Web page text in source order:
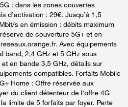
: dans les zones couvertes
d’activation : 29€. Jusqu’à 1,5
s en émission : débits maximum
de couverture 5G+ et en
Avec équipements
band, 2,4 GHz et 5 GHz sous
en bande 3,5 GHz, détails sur
compatibles. Forfaits Mobile
Home : Offre réservée aux
du client détenteur de l'offre 4G
limite de 5 forfaits par foyer. Perte